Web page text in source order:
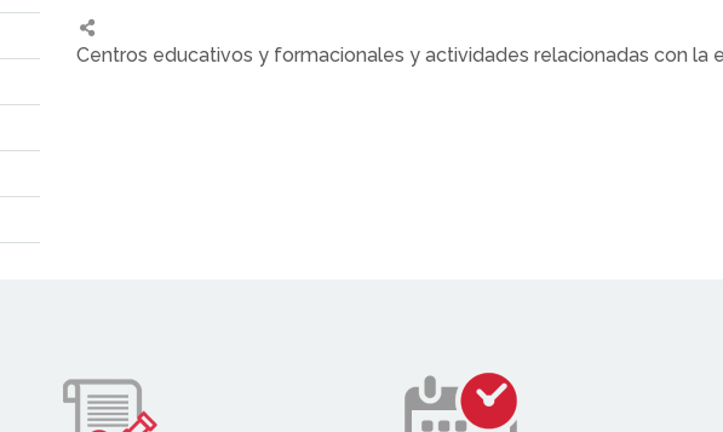
Centros educativos y formacionales y actividades relacionadas con la